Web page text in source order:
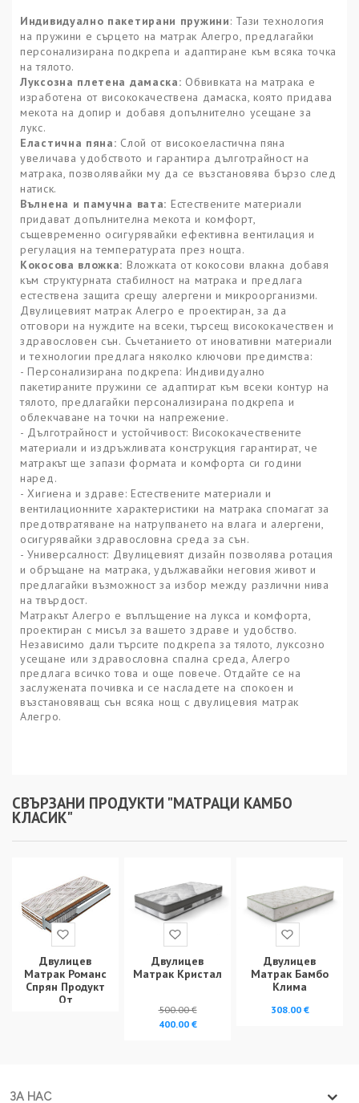
Индивидуално пакетирани пружини: Тази технология
на пружини е сърцето на матрак Алегро, предлагайки
персонализирана подкрепа и адаптиране към всяка точка
на тялото.
Луксозна плетена дамаска: Обвивката на матрака е
изработена от висококачествена дамаска, която придава
мекота на допир и добавя допълнително усещане за
лукс.
Еластична пяна: Слой от високоеластична пяна
увеличава удобството и гарантира дълготрайност на
матрака, позволявайки му да се възстановява бързо след
натиск.
Вълнена и памучна вата: Естествените материали
придават допълнителна мекота и комфорт,
същевременно осигурявайки ефективна вентилация и
регулация на температурата през нощта.
Кокосова вложка: Вложката от кокосови влакна добавя
към структурната стабилност на матрака и предлага
естествена защита срещу алергени и микроорганизми.
Двулицевият матрак Алегро е проектиран, за да
отговори на нуждите на всеки, търсещ висококачествен и
здравословен сън. Съчетанието от иновативни материали
и технологии предлага няколко ключови предимства:
- Персонализирана подкрепа: Индивидуално
пакетираните пружини се адаптират към всеки контур на
тялото, предлагайки персонализирана подкрепа и
облекчаване на точки на напрежение.
- Дълготрайност и устойчивост: Висококачествените
материали и издръжливата конструкция гарантират, че
матракът ще запази формата и комфорта си години
наред.
- Хигиена и здраве: Естествените материали и
вентилационните характеристики на матрака спомагат за
предотвратяване на натрупването на влага и алергени,
осигурявайки здравословна среда за сън.
- Универсалност: Двулицевият дизайн позволява ротация
и обръщане на матрака, удължавайки неговия живот и
предлагайки възможност за избор между различни нива
на твърдост.
Матракът Алегро е въплъщение на лукса и комфорта,
проектиран с мисъл за вашето здраве и удобство.
Независимо дали търсите подкрепа за тялото, луксозно
усещане или здравословна спална среда, Алегро
предлага всичко това и още повече. Отдайте се на
заслужената почивка и се насладете на спокоен и
възстановяващ сън всяка нощ с двулицевия матрак
Алегро.
СВЪРЗАНИ ПРОДУКТИ "МАТРАЦИ КАМБО
КЛАСИК"
Двулицев
Матрак Романс
Спрян Продукт
От
Двулицев
Матрак Кристал
500.00 €
400.00 €
Двулицев
Матрак Бамбо
Клима
308.00 €
ЗА НАС